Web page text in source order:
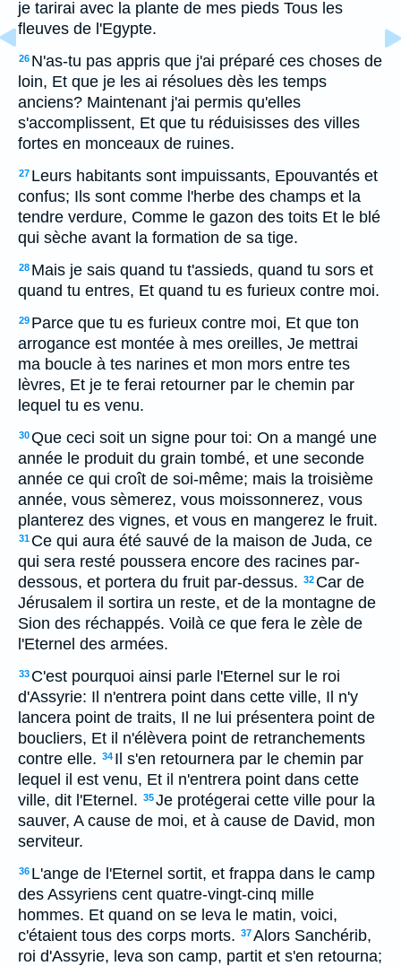
je tarirai avec la plante de mes pieds Tous les
fleuves de l'Egypte.
26 N'as-tu pas appris que j'ai préparé ces choses de
loin, Et que je les ai résolues dès les temps
anciens? Maintenant j'ai permis qu'elles
s'accomplissent, Et que tu réduisisses des villes
fortes en monceaux de ruines.
27 Leurs habitants sont impuissants, Epouvantés et
confus; Ils sont comme l'herbe des champs et la
tendre verdure, Comme le gazon des toits Et le blé
qui sèche avant la formation de sa tige.
28 Mais je sais quand tu t'assieds, quand tu sors et
quand tu entres, Et quand tu es furieux contre moi.
29 Parce que tu es furieux contre moi, Et que ton
arrogance est montée à mes oreilles, Je mettrai
ma boucle à tes narines et mon mors entre tes
lèvres, Et je te ferai retourner par le chemin par
lequel tu es venu.
30Que ceci soit un signe pour toi: On a mangé une
année le produit du grain tombé, et une seconde
année ce qui croît de soi-même; mais la troisième
année, vous sèmerez, vous moissonnerez, vous
planterez des vignes, et vous en mangerez le fruit.
31 Ce qui aura été sauvé de la maison de Juda, ce
qui sera resté poussera encore des racines par-
dessous, et portera du fruit par-dessus. 32 Car de
Jérusalem il sortira un reste, et de la montagne de
Sion des réchappés. Voilà ce que fera le zèle de
l'Eternel des armées.
33 C'est pourquoi ainsi parle l'Eternel sur le roi
d'Assyrie: Il n'entrera point dans cette ville, Il n'y
lancera point de traits, Il ne lui présentera point de
boucliers, Et il n'élèvera point de retranchements
contre elle. 34 Il s'en retournera par le chemin par
lequel il est venu, Et il n'entrera point dans cette
ville, dit l'Eternel. 35Je protégerai cette ville pour la
sauver, A cause de moi, et à cause de David, mon
serviteur.
36 L'ange de l'Eternel sortit, et frappa dans le camp
des Assyriens cent quatre-vingt-cinq mille
hommes. Et quand on se leva le matin, voici,
c'étaient tous des corps morts. 37Alors Sanchérib,
roi d'Assyrie, leva son camp, partit et s'en retourna;